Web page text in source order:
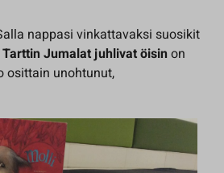
nappasi vinkattavaksi suosikit
TarttinJumalat juhlivat öisinon
osittain unohtunut,